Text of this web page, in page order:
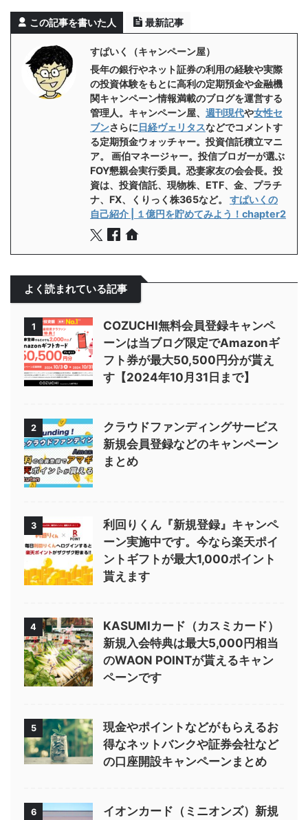
この記事を書いた人 最新記事
すぱいく（キャンペーン屋）
長年の銀行やネット証券の利用の経験や実際
の投資体験をもとに高利の定期預金や金融機
関キャンペーン情報満載のブログを運営する
管理人。キャンペーン屋、 週刊現代や女性セ
ブンさらに日経ヴェリタスなどでコメントす
る定期預金ウォッチャー。投資信託積立マニ
ア。 画伯マネージャー。投信ブロガーが選ぶ
FOY懇親会実行委員。恐妻家友の会会長。投
資は、投資信託、現物株、ETF、金、プラチ
ナ、FX、くりっく株365など。 すぱいくの
自己紹介 | １億円を貯めてみよう！chapter2
よく読まれている記事
1
COZUCHI無料会員登録キャンペ
ーンは当ブログ限定でAmazonギ
フト券が最大50,500円分が貰え
す【2024年10月31日まで】
2
クラウドファンディングサービス
新規会員登録などのキャンペーン
まとめ
3
利回りくん『新規登録』キャンペ
ーン実施中です。今なら楽天ポイ
ントギフトが最大1,000ポイント
貰えます
4
KASUMIカード（カスミカード）
新規入会特典は最大5,000円相当
のWAON POINTが貰えるキャン
ペーンです
5
現金やポイントなどがもらえるお
得なネットバンクや証券会社など
の口座開設キャンペーンまとめ
6
イオンカード（ミニオンズ）新規